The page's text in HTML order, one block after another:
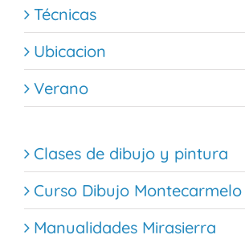
Técnicas
Ubicacion
Verano
Clases de dibujo y pintura
Curso Dibujo Montecarmelo
Manualidades Mirasierra